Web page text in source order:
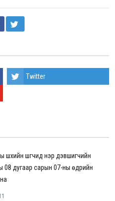
Twitter
шүүгчид нэр дэвшигчийн
08 дугаар сарын 07-ны өдрийн